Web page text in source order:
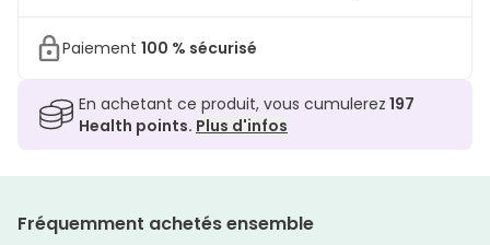
Paiement 100 % sécurisé
En achetant ce produit, vous cumulerez 197
Health points. Plus d'infos
Fréquemment achetés ensemble